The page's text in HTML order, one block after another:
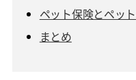
ペット保険とペッ
まとめ